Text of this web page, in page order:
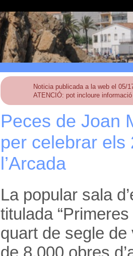
Noticia publicada a la web el 05/
ATENCIÓ: pot incloure
Peces de Joan
per celebrar els
l’Arcada
La popular sala
titulada
quart de segle
de 8.000 obres